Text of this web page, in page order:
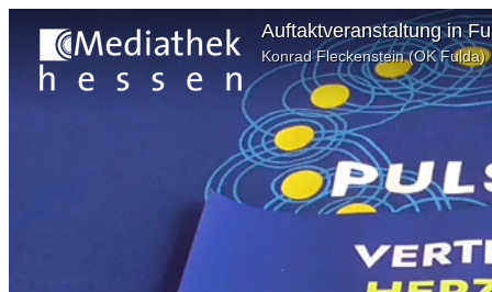
Auftaktveranstaltung in
Konrad Fleckenstein (OK Fulda)